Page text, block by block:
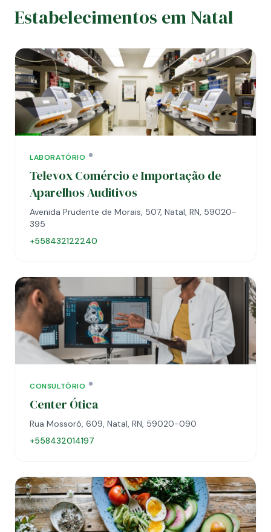
Estabelecimentos em Natal
LABORATÓRIO
Televox Comércio e Importação de
Aparelhos Auditivos
Avenida Prudente de Morais, 507, Natal, RN, 59020-
395
+558432122240
CONSULTÓRIO
Center Ótica
Rua Mossoró, 609, Natal, RN, 59020-090
+558432014197